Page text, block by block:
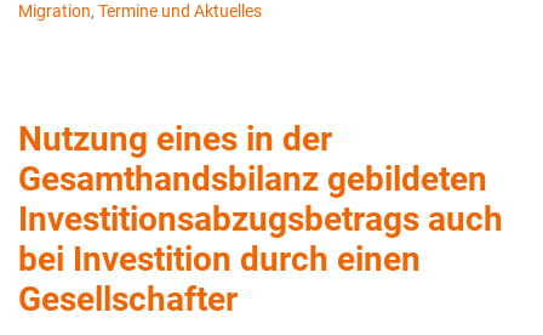
Migration, Termine und Aktuelles
Nutzung eines in der
Gesamthandsbilanz gebildeten
Investitionsabzugsbetrags auch
bei Investition durch einen
Gesellschafter